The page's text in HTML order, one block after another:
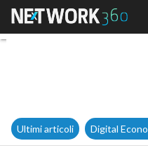
Ultimi articoli Digital